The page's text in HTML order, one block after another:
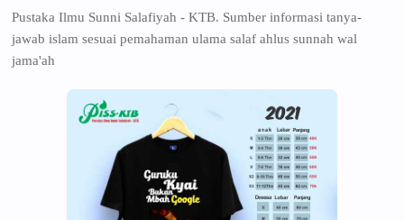
Pustaka Ilmu Sunni Salafiyah - KTB. Sumber informasi tanya-
jawab islam sesuai pemahaman ulama salaf ahlus sunnah wal
jama'ah